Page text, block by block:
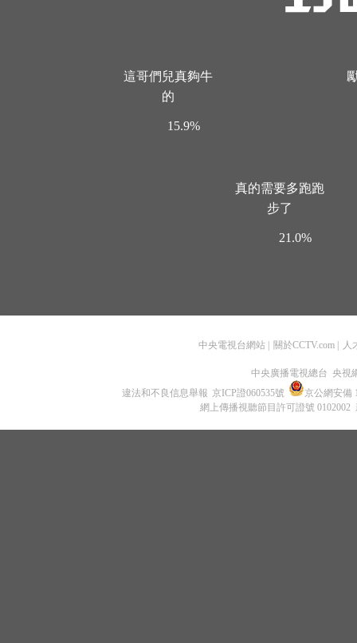
這哥們兒真夠牛
的
15.9%
真的需要多跑跑
步了
21.0%
中央電視台網站 關於CCTV.com 人
中央廣播電視總台 央視
違法和不良信息舉報 京ICP證060535號
京公網安備
網上傳播視聽節目許可證號 0102002